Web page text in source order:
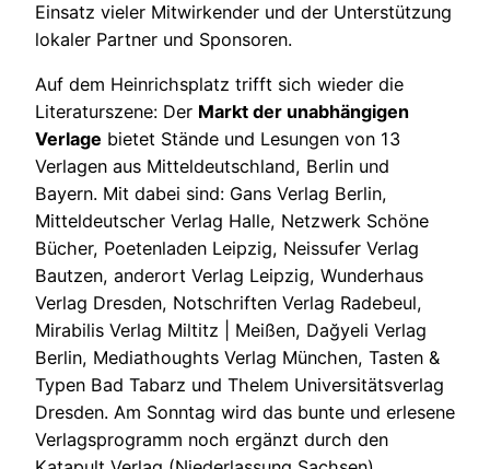
Einsatz vieler Mitwirkender und der Unterstützung
lokaler Partner und Sponsoren.
Auf dem Heinrichsplatz trifft sich wieder die
Literaturszene: Der Markt der unabhängigen
Verlage bietet Stände und Lesungen von 13
Verlagen aus Mitteldeutschland, Berlin und
Bayern. Mit dabei sind: Gans Verlag Berlin,
Mitteldeutscher Verlag Halle, Netzwerk Schöne
Bücher, Poetenladen Leipzig, Neissufer Verlag
Bautzen, anderort Verlag Leipzig, Wunderhaus
Verlag Dresden, Notschriften Verlag Radebeul,
Mirabilis Verlag Miltitz | Meißen, Dağyeli Verlag
Berlin, Mediathoughts Verlag München, Tasten &
Typen Bad Tabarz und Thelem Universitätsverlag
Dresden. Am Sonntag wird das bunte und erlesene
Verlagsprogramm noch ergänzt durch den